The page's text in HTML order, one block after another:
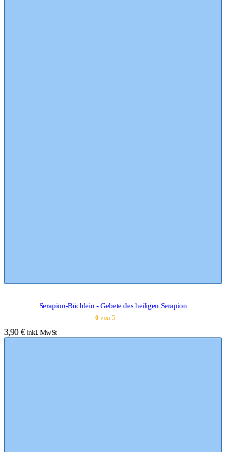
Serapion-Büchlein - Gebete des heiligen Serapion
0 von 5
3,90 € inkl. MwSt